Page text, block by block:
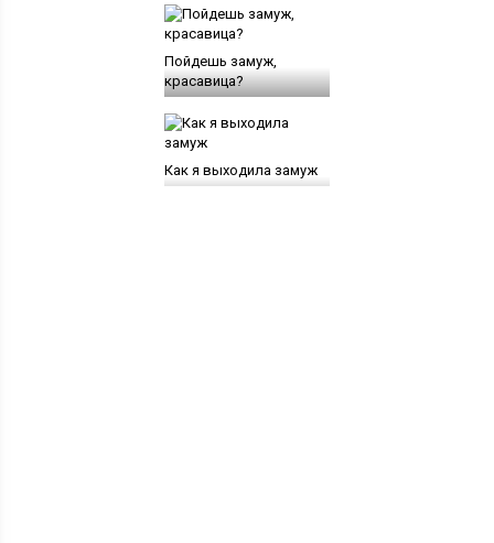
Пойдешь замуж,
красавица?
Как я выходила замуж